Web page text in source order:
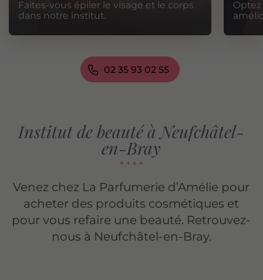
Faites-vous épiler le visage et le corps
dans notre institut.
02 35 93 02 55
Institut de beauté à Neufchâtel-
en-Bray
Venez chez La Parfumerie d’Amélie pour
acheter des produits cosmétiques et
pour vous refaire une beauté. Retrouvez-
nous à Neufchâtel-en-Bray.